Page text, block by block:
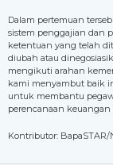
Dalam pertemuan
sistem penggajian dan
ketentuan yang telah
diubah atau
mengikuti arahan
kami menyambut baik
untuk membantu
perencanaan keuangan
Kontributor: BapaSTAR/